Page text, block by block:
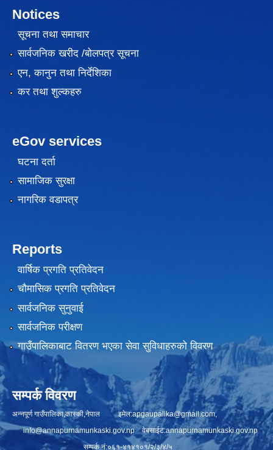
Notices
सूचना तथा समाचार
सार्वजनिक खरीद /बोलपत्र सूचना
एन, कानुन तथा निर्देशिका
कर तथा शुल्कहरु
eGov services
घटना दर्ता
सामाजिक सुरक्षा
नागरिक वडापत्र
Reports
वार्षिक प्रगति प्रतिवेदन
चौमासिक प्रगति प्रतिवेदन
सार्वजनिक सुनुवाई
सार्वजनिक परीक्षण
गाउँपालिकाबाट वितरण भएका सेवा सुविधाहरुको विवरण
सम्पर्क विवरण
अन्नपूर्ण गाउँपालिका,कास्की,नेपाल इमेल:apgaupalika@gmail.com,
info@annapurnamunkaski.gov.npवेबसाईट:annapurnamunkaski.gov.np
सम्पर्क नं:०६१-४१४१०१/२/३/४/५